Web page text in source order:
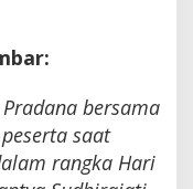
Pradana bersama
saat
rangka Hari